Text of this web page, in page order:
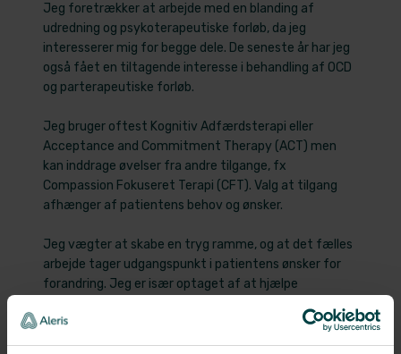
Jeg foretrækker at arbejde med en blanding af
udredning og psykoterapeutiske forløb, da jeg
interesserer mig for begge dele. De seneste år har jeg
også fået en tiltagende interesse i behandling af OCD
og parterapeutiske forløb.
Jeg bruger oftest Kognitiv Adfærdsterapi eller
Acceptance and Commitment Therapy (ACT) men
kan inddrage øvelser fra andre tilgange, fx
Compassion Fokuseret Terapi (CFT). Valg at tilgang
afhænger af patientens behov og ønsker.
Jeg vægter at skabe en tryg ramme, og at det fælles
arbejde tager udgangspunkt i patientens ønsker for
forandring. Jeg er især optaget af at hjælpe
forbedre trivsel og evne til at håndtere det svære.